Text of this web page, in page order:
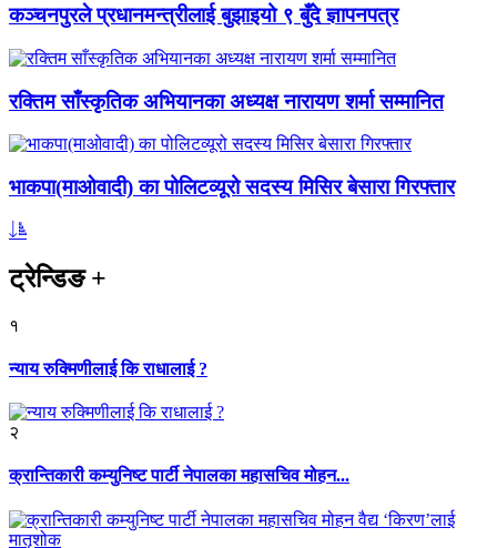
कञ्चनपुरले प्रधानमन्त्रीलाई बुझाइयो ९ बुँदे ज्ञापनपत्र
रक्तिम साँस्कृतिक अभियानका अध्यक्ष नारायण शर्मा सम्मानित
भाकपा(माओवादी) का पोलिटव्यूरो सदस्य मिसिर बेसारा गिरफ्तार
ट्रेन्डिङ+
१
न्याय रुक्मिणीलाई कि राधालाई ?
२
क्रान्तिकारी कम्युनिष्ट पार्टी नेपालका महासचिव मोहन...